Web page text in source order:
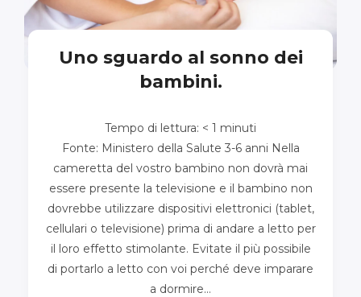
Uno sguardo al sonno dei
bambini.
Tempo di lettura: < 1 minuti
Fonte: Ministero della Salute 3-6 anni Nella
cameretta del vostro bambino non dovrà mai
essere presente la televisione e il bambino non
dovrebbe utilizzare dispositivi elettronici (tablet,
cellulari o televisione) prima di andare a letto per
il loro effetto stimolante. Evitate il più possibile
di portarlo a letto con voi perché deve imparare
a dormire…